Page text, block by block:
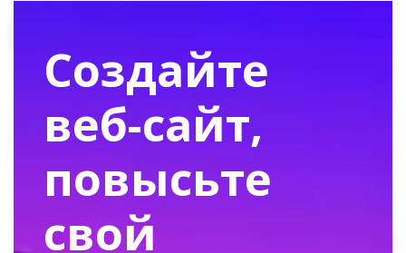
Создайте
веб-сайт,
повысьте
свой